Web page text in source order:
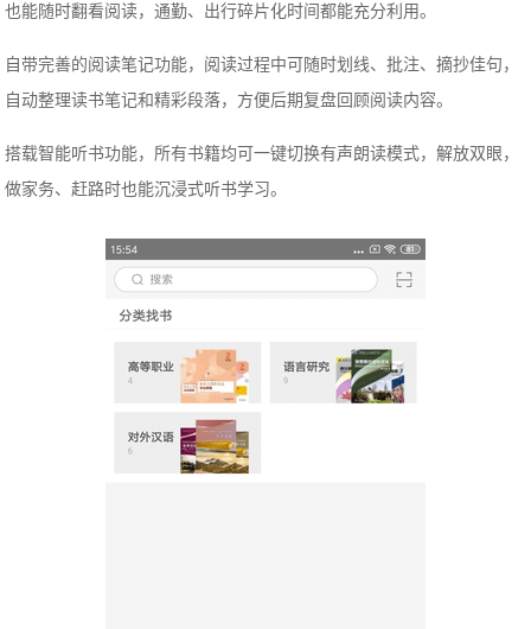
也能随时翻看阅读，通勤、出行碎片化时间都能充分利用。
自带完善的阅读笔记功能，阅读过程中可随时划线、批注、摘抄佳句，
自动整理读书笔记和精彩段落，方便后期复盘回顾阅读内容。
搭载智能听书功能，所有书籍均可一键切换有声朗读模式，解放双眼，
做家务、赶路时也能沉浸式听书学习。